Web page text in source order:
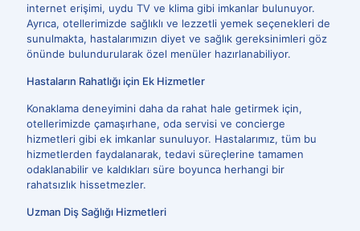
internet erişimi, uydu TV ve klima gibi imkanlar bulunuyor.
Ayrıca, otellerimizde sağlıklı ve lezzetli yemek seçenekleri de
sunulmakta, hastalarımızın diyet ve sağlık gereksinimleri göz
önünde bulundurularak özel menüler hazırlanabiliyor.
Hastaların Rahatlığı için Ek Hizmetler
Konaklama deneyimini daha da rahat hale getirmek için,
otellerimizde çamaşırhane, oda servisi ve concierge
hizmetleri gibi ek imkanlar sunuluyor. Hastalarımız, tüm bu
hizmetlerden faydalanarak, tedavi süreçlerine tamamen
odaklanabilir ve kaldıkları süre boyunca herhangi bir
rahatsızlık hissetmezler.
Uzman Diş Sağlığı Hizmetleri